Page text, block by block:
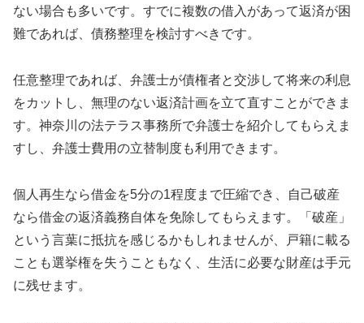
ない場合も多いです。すでに複数の借入があって返済が困
難であれば、債務整理を検討すべきです。
任意整理であれば、弁護士が債権者と交渉して将来の利息
をカットし、無理のない返済計画を立て直すことができま
す。神奈川の法テラス事務所で弁護士を紹介してもらえま
すし、弁護士費用の立替制度も利用できます。
個人再生なら借金を5分の1程度まで圧縮でき、自己破産
なら借金の返済義務自体を免除してもらえます。「破産」
という言葉に抵抗を感じるかもしれませんが、戸籍に載る
ことも選挙権を失うこともなく、生活に必要な財産は手元
に残せます。